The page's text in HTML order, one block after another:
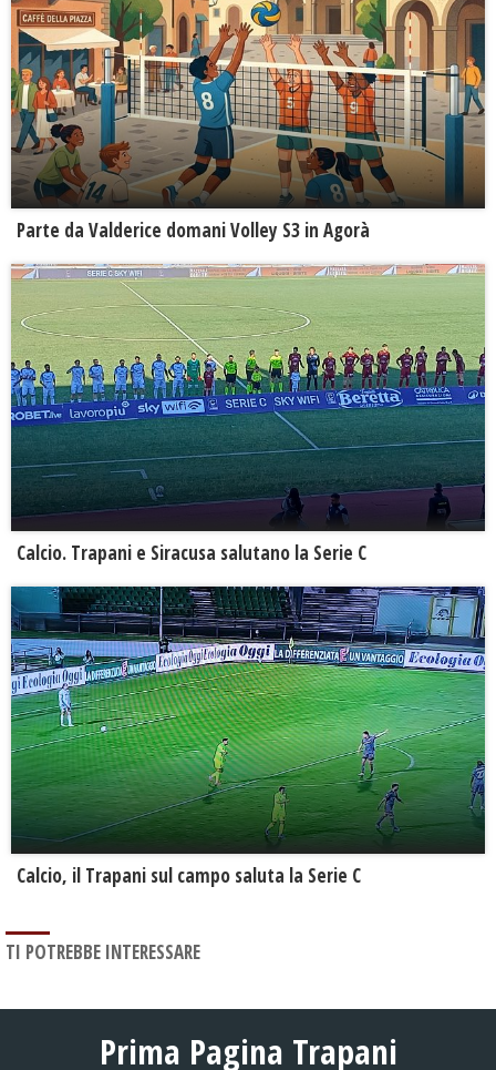
Parte da Valderice domani Volley S3 in Agorà
Calcio. Trapani e Siracusa salutano la Serie C
Calcio, il Trapani sul campo saluta la Serie C
TI POTREBBE INTERESSARE
Prima Pagina Trapani